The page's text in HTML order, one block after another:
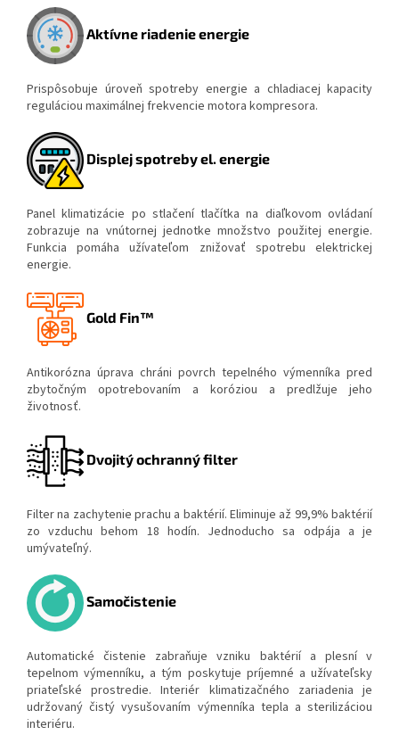
Aktívne riadenie energie
Prispôsobuje úroveň spotreby energie a chladiacej kapacity
reguláciou maximálnej frekvencie motora kompresora.
Displej spotreby el. energie
Panel klimatizácie po stlačení tlačítka na diaľkovom ovládaní
zobrazuje na vnútornej jednotke množstvo použitej energie.
Funkcia pomáha užívateľom znižovať spotrebu elektrickej
energie.
Gold Fin™
Antikorózna úprava chráni povrch tepelného výmenníka pred
zbytočným opotrebovaním a koróziou a predlžuje jeho
životnosť.
Dvojitý ochranný filter
Filter na zachytenie prachu a baktérií. Eliminuje až 99,9% baktérií
zo vzduchu behom 18 hodín. Jednoducho sa odpája a je
umývateľný.
Samočistenie
Automatické čistenie zabraňuje vzniku baktérií a plesní v
tepelnom výmenníku, a tým poskytuje príjemné a užívateľsky
priateľské prostredie. Interiér klimatizačného zariadenia je
udržovaný čistý vysušovaním výmenníka tepla a sterilizáciou
interiéru.